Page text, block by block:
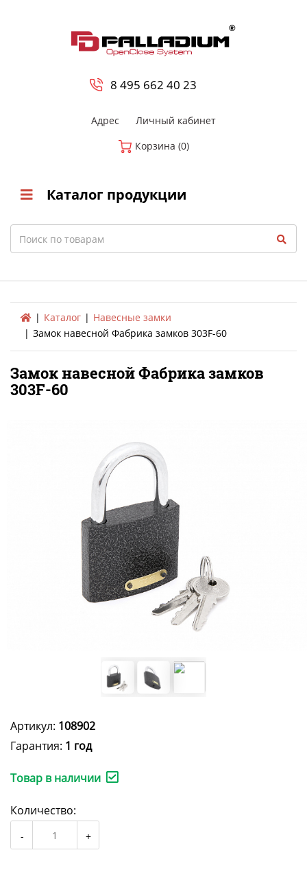
8 495 662 40 23
Адрес
Личный кабинет
Корзина (0)
Каталог продукции
Search
Каталог
Навесные замки
Замок навесной Фабрика замков 303F-60
Замок навесной Фабрика замков
303F-60
Артикул: 108902
Гарантия: 1 год
Товар в наличии
Количество: